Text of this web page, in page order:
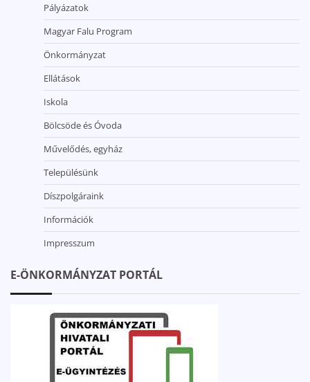
Pályázatok
Magyar Falu Program
Önkormányzat
Ellátások
Iskola
Bölcsöde és Óvoda
Művelődés, egyház
Településünk
Díszpolgáraink
Információk
Impresszum
E-ÖNKORMÁNYZAT PORTÁL